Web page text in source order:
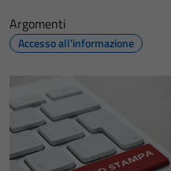
Argomenti
Accesso all'informazione